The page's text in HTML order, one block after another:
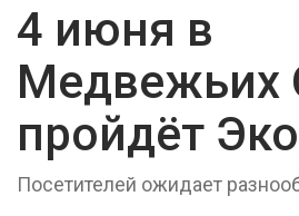
4 июня в
Медвежьих
пройдёт
Посетителей ожидает